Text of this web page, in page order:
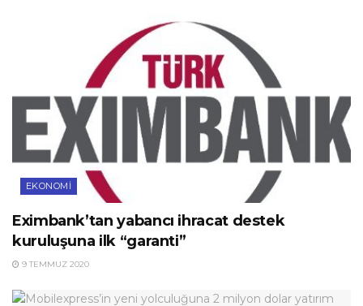
EKONOMI
Eximbank’tan yabancı ihracat destek
kuruluşuna ilk “garanti”
9 TEMMUZ 2020